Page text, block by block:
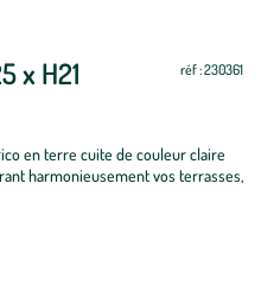
x H21 réf : 230361
en terre cuite de couleur claire
harmonieusement vos terrasses,